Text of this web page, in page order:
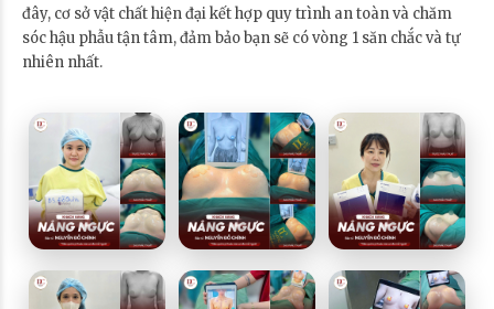
đây, cơ sở vật chất hiện đại kết hợp quy trình an toàn và chăm
sóc hậu phẫu tận tâm, đảm bảo bạn sẽ có vòng 1 săn chắc và tự
nhiên nhất.